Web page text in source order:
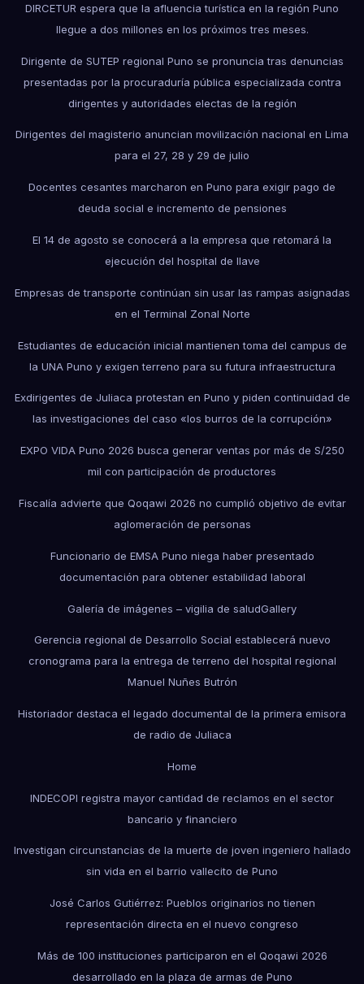
DIRCETUR espera que la afluencia turística en la región Puno
llegue a dos millones en los próximos tres meses.
Dirigente de SUTEP regional Puno se pronuncia tras denuncias
presentadas por la procuraduría pública especializada contra
dirigentes y autoridades electas de la región
Dirigentes del magisterio anuncian movilización nacional en Lima
para el 27, 28 y 29 de julio
Docentes cesantes marcharon en Puno para exigir pago de
deuda social e incremento de pensiones
El 14 de agosto se conocerá a la empresa que retomará la
ejecución del hospital de Ilave
Empresas de transporte continúan sin usar las rampas asignadas
en el Terminal Zonal Norte
Estudiantes de educación inicial mantienen toma del campus de
la UNA Puno y exigen terreno para su futura infraestructura
Exdirigentes de Juliaca protestan en Puno y piden continuidad de
las investigaciones del caso «los burros de la corrupción»
EXPO VIDA Puno 2026 busca generar ventas por más de S/250
mil con participación de productores
Fiscalía advierte que Qoqawi 2026 no cumplió objetivo de evitar
aglomeración de personas
Funcionario de EMSA Puno niega haber presentado
documentación para obtener estabilidad laboral
Galería de imágenes – vigilia de saludGallery
Gerencia regional de Desarrollo Social establecerá nuevo
cronograma para la entrega de terreno del hospital regional
Manuel Nuñes Butrón
Historiador destaca el legado documental de la primera emisora
de radio de Juliaca
Home
INDECOPI registra mayor cantidad de reclamos en el sector
bancario y financiero
Investigan circunstancias de la muerte de joven ingeniero hallado
sin vida en el barrio vallecito de Puno
José Carlos Gutiérrez: Pueblos originarios no tienen
representación directa en el nuevo congreso
Más de 100 instituciones participaron en el Qoqawi 2026
desarrollado en la plaza de armas de Puno